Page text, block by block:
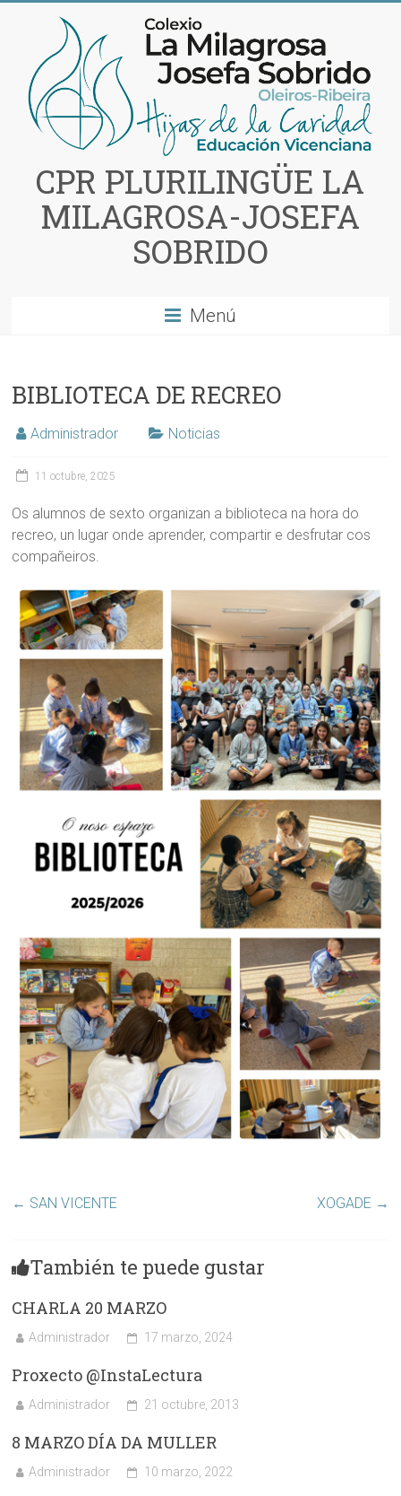
contenido
CPR PLURILINGÜE LA
MILAGROSA-JOSEFA
SOBRIDO
Menú
BIBLIOTECA DE RECREO
Administrador Noticias
11 octubre, 2025
Os alumnos de sexto organizan a biblioteca na hora do
recreo, un lugar onde aprender, compartir e desfrutar cos
compañeiros.
← SAN VICENTE XOGADE →
También te puede gustar
CHARLA 20 MARZO
Administrador 17 marzo, 2024
Proxecto @InstaLectura
Administrador 21 octubre, 2013
8 MARZO DÍA DA MULLER
Administrador 10 marzo, 2022